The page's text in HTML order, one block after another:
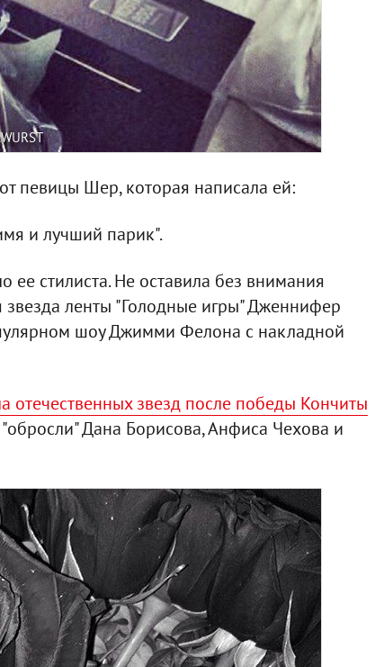
певицы Шер, которая написала ей:
и лучший парик".
ее стилиста. Не оставила без внимания
звезда ленты "Голодные игры" Дженнифер
шоу Джимми Фелона с накладной
отечественных звезд после победы Кончиты
Дана Борисова, Анфиса Чехова и